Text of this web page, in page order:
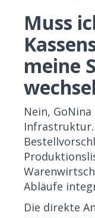
Muss
meine
Nein,
Infrastruktur.
Abläufe
Die direkte